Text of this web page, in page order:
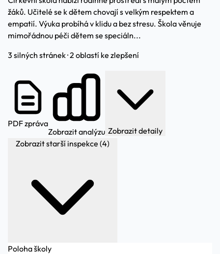
žáků. Učitelé se k dětem chovají s velkým respektem a
empatií. Výuka probíhá v klidu a bez stresu. Škola věnuje
mimořádnou péči dětem se speciáln...
3 silných stránek · 2 oblastí ke zlepšení
PDF zpráva
Zobrazit analýzu Zobrazit detaily
Zobrazit starší inspekce (4)
Poloha školy